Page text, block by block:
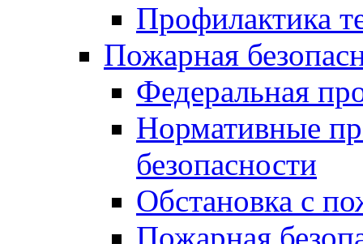
Профилактика
Пожарная
Федеральная
Нормативные
безопасности
Обстановка с